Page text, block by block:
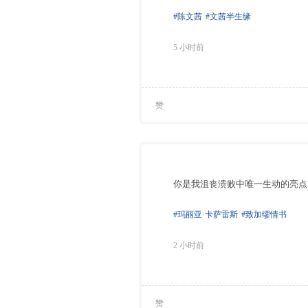
#陈文茜 #文茜半生缘
5 小时前
赞
你是我沮丧溃败中唯一生动的亮
#玛丽亚·卡萨雷斯 #致加缪情书
2 小时前
赞